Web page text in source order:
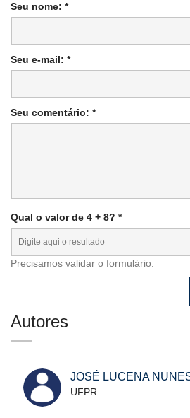
Seu nome: *
Seu e-mail: *
Seu comentário: *
Qual o valor de 4 + 8? *
Precisamos validar o formulário.
Autores
JOSÉ LUCENA
UFPR